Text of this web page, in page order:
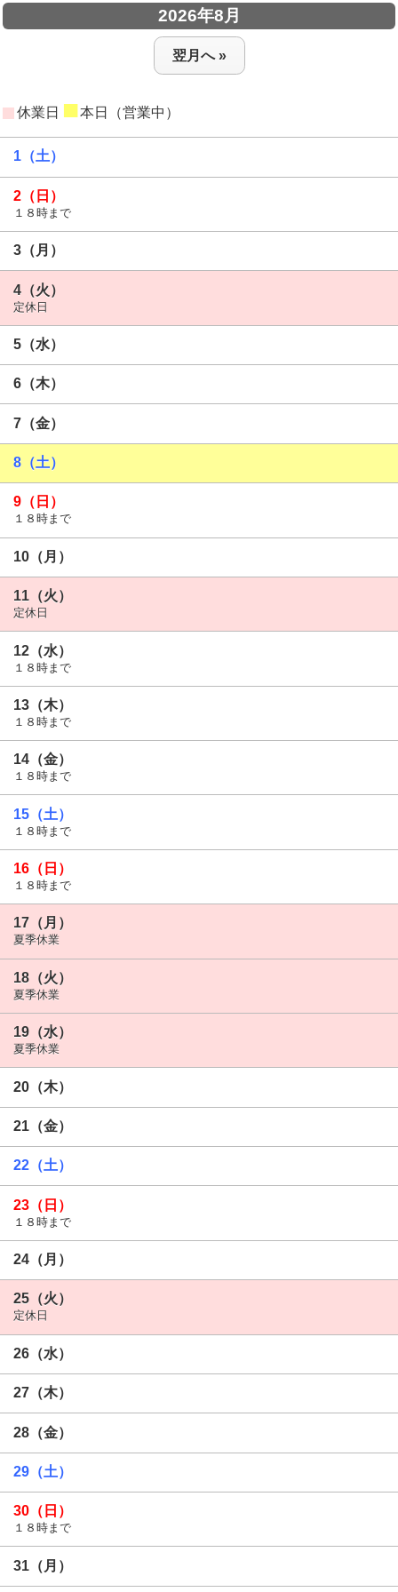
2026年8月
翌月へ »
休業日 ■本日（営業中）
1（土）
2（日）
１８時まで
3（月）
4（火）
定休日
5（水）
6（木）
7（金）
8（土）
9（日）
１８時まで
10（月）
11（火）
定休日
12（水）
１８時まで
13（木）
１８時まで
14（金）
１８時まで
15（土）
１８時まで
16（日）
１８時まで
17（月）
夏季休業
18（火）
夏季休業
19（水）
夏季休業
20（木）
21（金）
22（土）
23（日）
１８時まで
24（月）
25（火）
定休日
26（水）
27（木）
28（金）
29（土）
30（日）
１８時まで
31（月）